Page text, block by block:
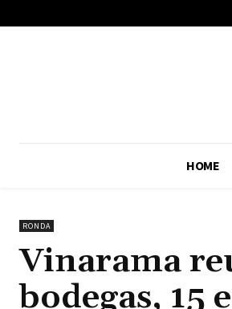
HOME
RONDA
Vinarama
bodegas, 15